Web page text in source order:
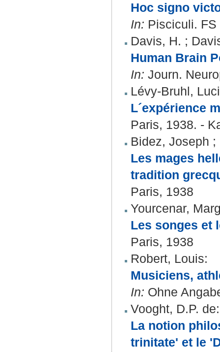
Hoc signo
In: Pisciculi. FS
Davis, H. ;
Human Brain
In: Journ.
Lévy-Bruhl,
L´expérience
Paris, 1938. -
Bidez, Joseph ;
Les mages
tradition
Paris, 1938
Yourcenar,
Les songes et
Paris, 1938
Robert, Louis:
Musiciens,
In: Ohne
Vooght, D.P. de:
La notion
trinitate' et le